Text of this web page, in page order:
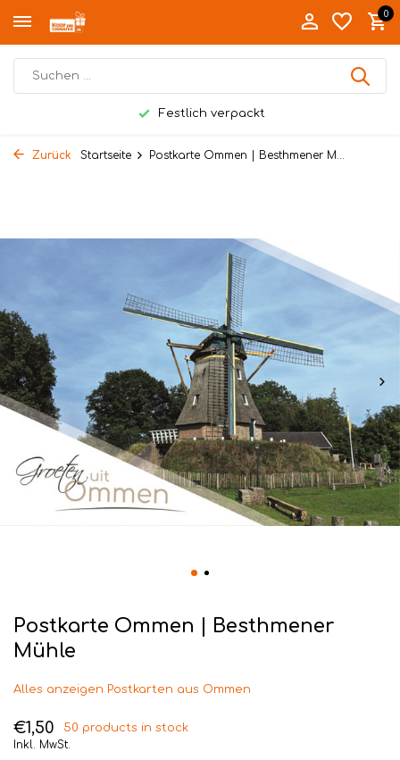
0
Festlich verpackt
Zurück Startseite Postkarte Ommen | Besthmener M...
Postkarte Ommen | Besthmener
Mühle
Alles anzeigen Postkarten aus Ommen
€1,50
50 products in stock
Inkl. MwSt.